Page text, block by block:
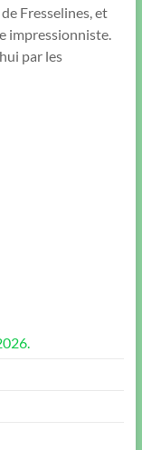
Fresselines, et
impressionniste.
par les